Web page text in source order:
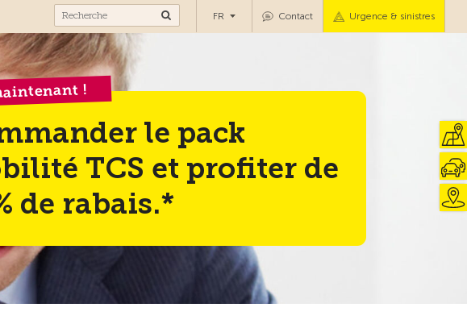
Contact Urgence & sinistres
FR
le pack
TCS et profiter de
de rabais.*
!